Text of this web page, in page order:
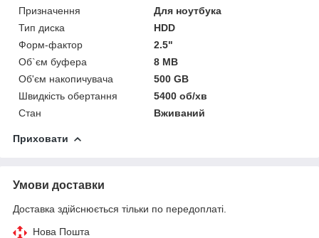
Призначення
Для ноутбука
Тип диска
HDD
Форм-фактор
2.5"
Об`єм буфера
8 MB
Об'єм накопичувача
500 GB
Швидкість обертання
5400 об/хв
Стан
Вживаний
Приховати
Умови доставки
Доставка здійснюється тільки по передоплаті.
Нова Пошта